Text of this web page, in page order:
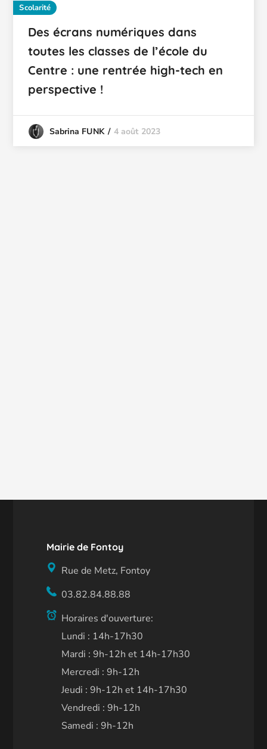
Scolarité
Des écrans numériques dans
toutes les classes de l’école du
Centre : une rentrée high-tech en
perspective !
Sabrina FUNK 4 août 2023
Mairie de Fontoy
Rue de Metz, Fontoy
03.82.84.88.88
Horaires d'ouverture:
Lundi : 14h-17h30
Mardi : 9h-12h et 14h-17h30
Mercredi : 9h-12h
Jeudi : 9h-12h et 14h-17h30
Vendredi : 9h-12h
Samedi : 9h-12h